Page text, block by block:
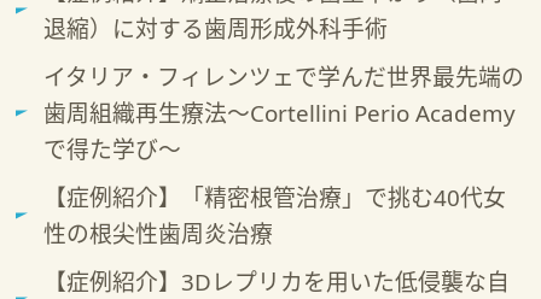
退縮）に対する歯周形成外科手術
イタリア・フィレンツェで学んだ世界最先端の
歯周組織再生療法～Cortellini Perio Academy
で得た学び～
【症例紹介】「精密根管治療」で挑む40代女
性の根尖性歯周炎治療
【症例紹介】3Dレプリカを用いた低侵襲な自